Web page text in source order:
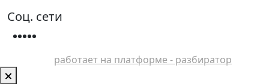
Соц. сети
работает на платформе - разбиратор